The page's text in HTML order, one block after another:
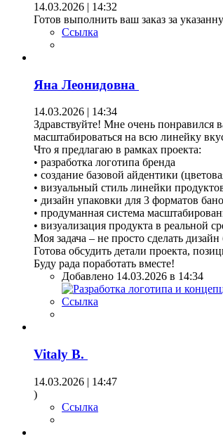
14.03.2026 | 14:32
Готов выполнить ваш заказ за
Ссылка
Яна Леонидовна
14.03.2026 | 14:34
Здравствуйте! Мне очень понравился
масштабироваться на всю линейку
Что я предлагаю в рамках проекта:
• разработка логотипа бренда
• создание базовой айдентики
• визуальный стиль линейки
• дизайн упаковки для 3 форматов
• продуманная система
• визуализация продукта в реальной
Моя задача – не просто сделать
Готова обсудить детали проекта,
Буду рада поработать вместе!
Добавлено 14.03.2026 в 14:34
Ссылка
Vitaly B.
14.03.2026 | 14:47
)
Ссылка